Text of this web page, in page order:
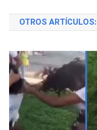
de
entradas
OTROS ARTÍCULOS: